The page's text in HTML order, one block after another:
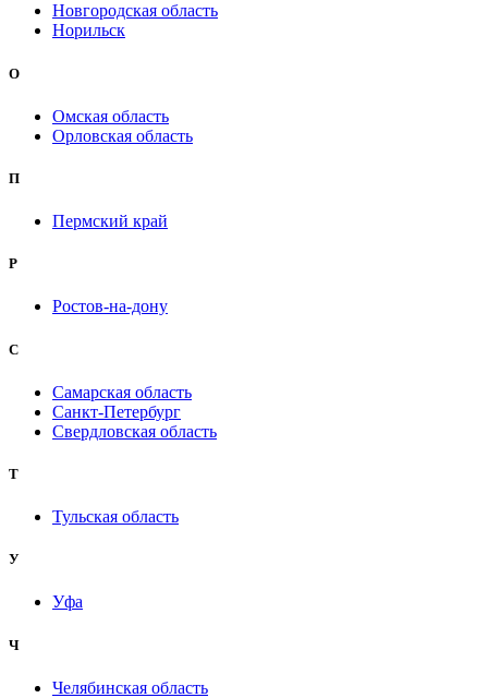
Новгородская область
Норильск
О
Омская область
Орловская область
П
Пермский край
Р
Ростов-на-дону
С
Самарская область
Санкт-Петербург
Свердловская область
Т
Тульская область
У
Уфа
Ч
Челябинская область